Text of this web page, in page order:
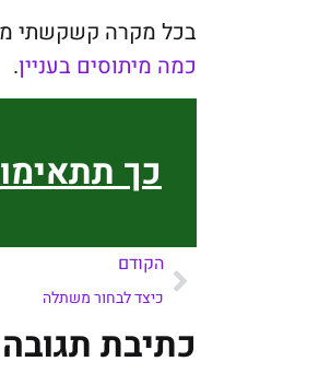
בכל מקרה קשקשתי
כמה מיתוסים בעניין.
כך
הקודם
כיצד לבחור משתלה
כתיבת תגובה